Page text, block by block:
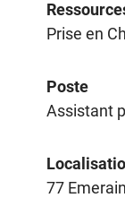
Prise en
Poste
Assistant
77